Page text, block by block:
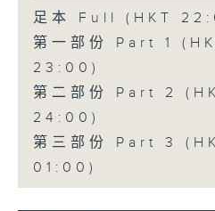
足本 Full (HKT
第一部份 Part 1
23:00)
第二部份 Part 2
24:00)
第三部份 Part 3
01:00)